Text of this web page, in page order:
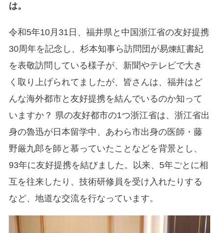
は。
令和5年10月31日、福井県と中国浙江省の友好提携
30周年を記念し、杉本知事ら訪問団が易煉紅書紀
を表敬訪問している様子が、新聞やテレビで大き
く取り上げられてましたが、皆さんは、福井はど
んな海外都市と友好提携を結んでいるのか知って
いますか？ 県の友好都市の1つ浙江省は、浙江省出
身の魯迅が日本留学中、あわら市出身の医師・藤
野厳九郎を師と慕っていたことなどを背景とし、
93年に友好提携を結びました。以来、5年ごとに相
互を往来したり、技術研修員を受け入れたりする
など、地道な交流を行なっています。